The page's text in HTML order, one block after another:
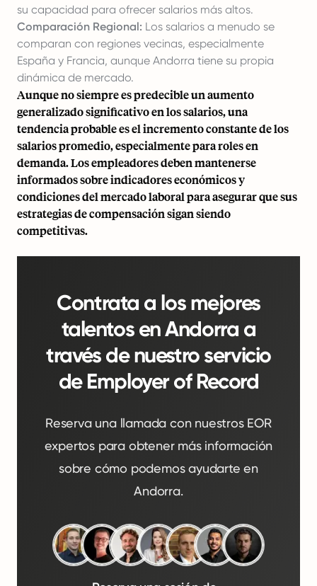
su capacidad para ofrecer salarios más altos.
Comparación Regional: Los salarios a menudo se
comparan con regiones vecinas, especialmente
España y Francia, aunque Andorra tiene su propia
dinámica de mercado.
Aunque no siempre es predecible un aumento
generalizado significativo en los salarios, una
tendencia probable es el incremento constante de los
salarios promedio, especialmente para roles en
demanda. Los empleadores deben mantenerse
informados sobre indicadores económicos y
condiciones del mercado laboral para asegurar que sus
estrategias de compensación sigan siendo
competitivas.
Contrata a los mejores
talentos en Andorra a
través de nuestro servicio
de Employer of Record
Reserva una llamada con nuestros EOR
expertos para obtener más información
sobre cómo podemos ayudarte en
Andorra.